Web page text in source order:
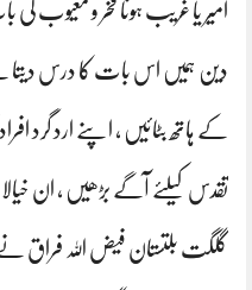
امیر یا غریب ہونا فخر و معیوب کی
دین ہمیں اس بات کا درس
کے ہاتھ بٹائیں ، اپنے ارد گرد
تقدس کیلئے آگے بڑھیں ، ان
گلگت بلتستان فیض اللہ فراق نے